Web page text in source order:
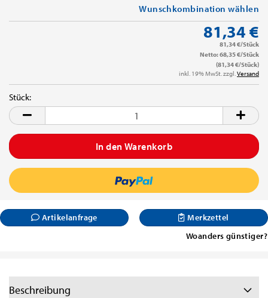
Wunschkombination wählen
81,34 €
81,34 €/Stück
Netto: 68,35 €/Stück
(81,34 €/Stück)
inkl. 19% MwSt. zzgl.Versand
Stück:
Stück
Artikelanfrage
Merkzettel
Woanders günstiger?
Beschreibung